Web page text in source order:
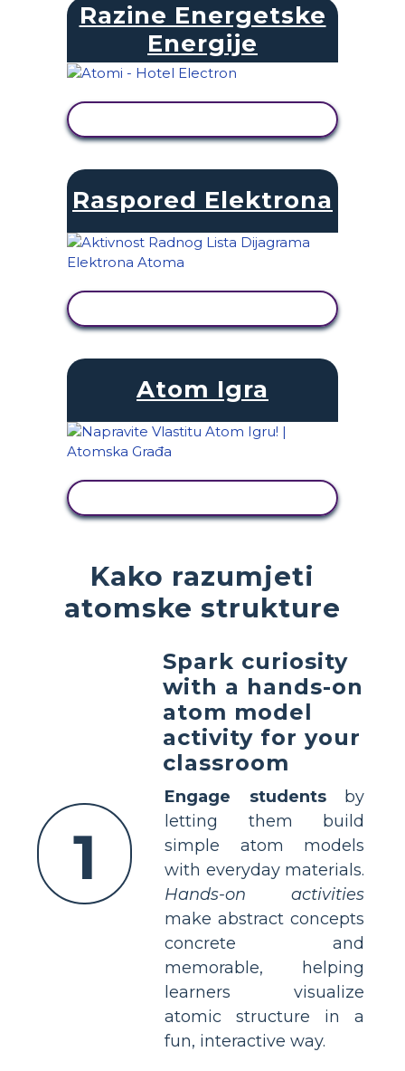
Razine Energetske
Energije
Raspored Elektrona
Atom Igra
Kako razumjeti
atomske strukture
1
Spark curiosity
with a hands-on
atom model
activity for your
classroom
Engage studentsby
letting them build
simple atom models
with everyday materials.
Hands-on activities
make abstract concepts
concrete and
memorable, helping
learners visualize
atomic structure in a
fun, interactive way.